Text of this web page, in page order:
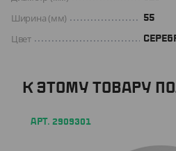
Ширина (мм) 55
Цвет
К ЭТОМУ ТОВАРУ
АРТ. 2909301